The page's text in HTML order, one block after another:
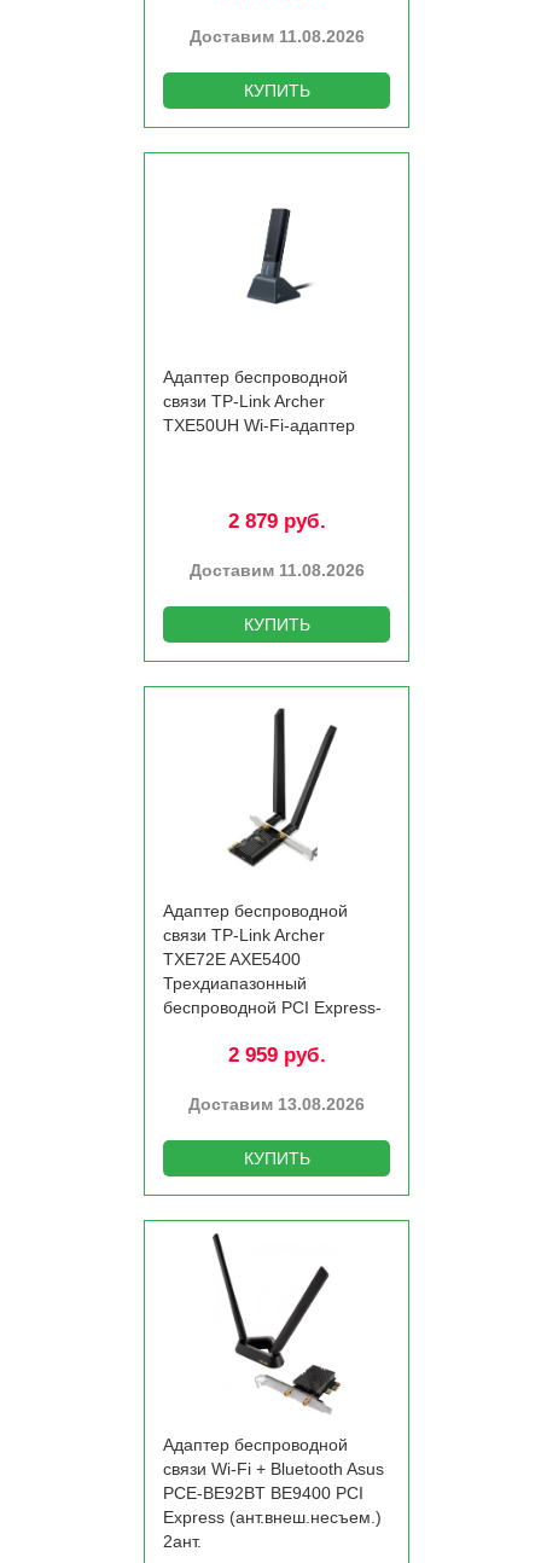
Доставим 11.08.2026
КУПИТЬ
Адаптер беспроводной
связи TP-Link Archer
TXE50UH Wi-Fi-адаптер
2 879 руб.
Доставим 11.08.2026
КУПИТЬ
Адаптер беспроводной
связи TP-Link Archer
TXE72E AXE5400
Трехдиапазонный
беспроводной PCI Express-
поддержкой Bluetooth 5.3
2 959 руб.
Доставим 13.08.2026
КУПИТЬ
Адаптер беспроводной
связи Wi-Fi +­ Bluetooth Asus
PCE-BE92BT BE9400 PCI
Express (ант.внеш.несъем.)
2ант.